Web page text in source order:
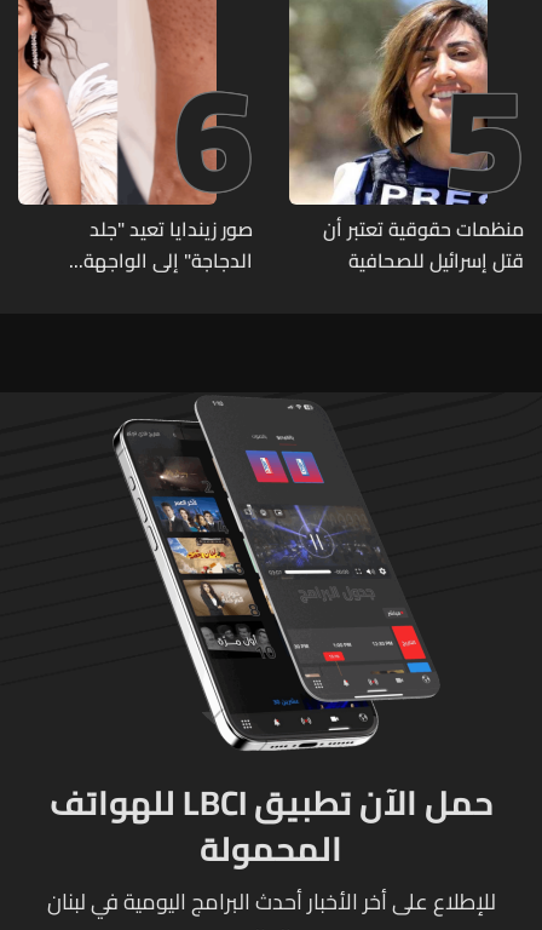
5
منظمات حقوقية تعتبر أن
قتل إسرائيل للصحافية
6
صور زيندايا تعيد "جلد
الدجاجة" إلى الواجهة...
حمل الآن تطبيق LBCI للهواتف
المحمولة
للإطلاع على أخر الأخبار أحدث البرامج اليومية في لبنان